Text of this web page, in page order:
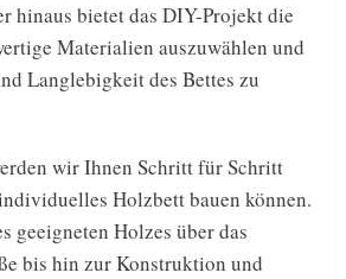
hinaus bietet das DIY-Projekt die
Materialien auszuwählen und
Langlebigkeit des Bettes zu
wir Ihnen Schritt für Schritt
Holzbett bauen können.
geeigneten Holzes über das
bis hin zur Konstruktion und